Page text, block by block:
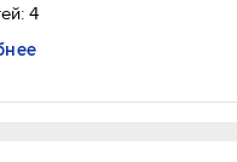
4